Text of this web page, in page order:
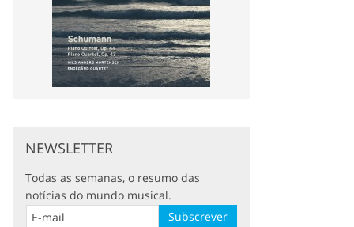
NEWSLETTER
Todas as semanas, o resumo das
notícias do mundo musical.